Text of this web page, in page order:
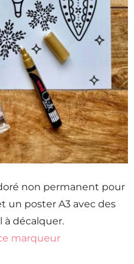
non permanent pour
un poster A3 avec des
à décalquer.
marqueur